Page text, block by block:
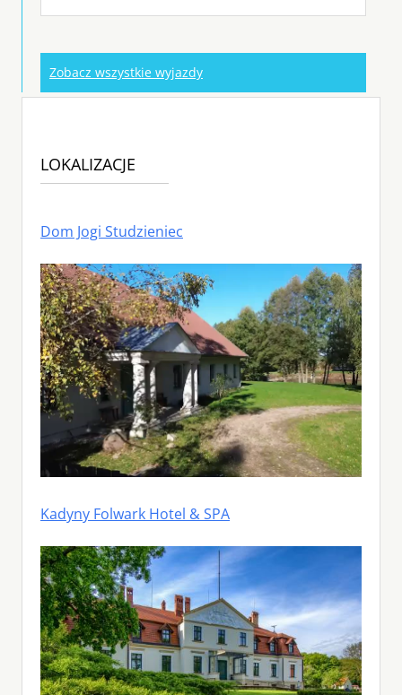
Zobacz wszystkie wyjazdy
LOKALIZACJE
Dom Jogi Studzieniec
Kadyny Folwark Hotel & SPA